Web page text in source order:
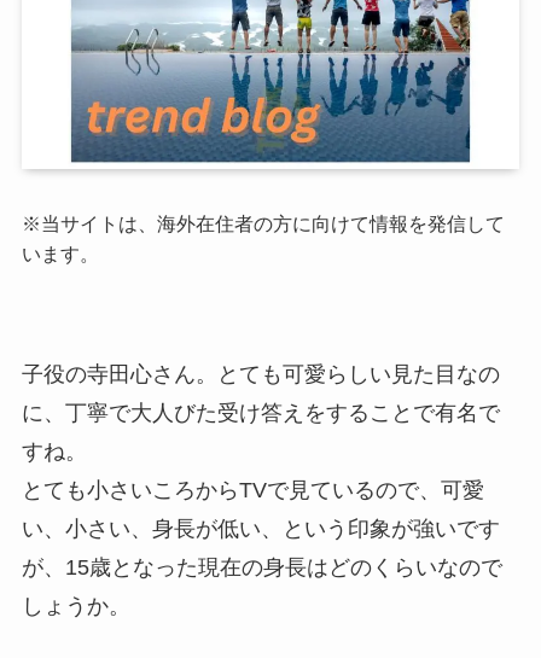
※当サイトは、海外在住者の方に向けて情報を発信して
います。
子役の寺田心さん。とても可愛らしい見た目なの
に、丁寧で大人びた受け答えをすることで有名で
すね。
とても小さいころからTVで見ているので、可愛
い、小さい、身長が低い、という印象が強いです
が、15歳となった現在の身長はどのくらいなので
しょうか。